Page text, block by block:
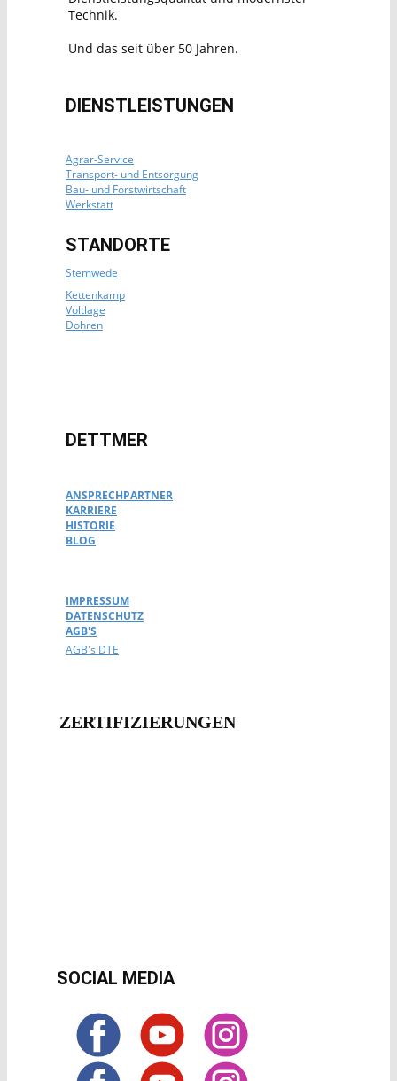
Technik.
Und das seit über 50 Jahren.
DIENSTLEISTUNGEN
Agrar-Service
Transport- und Entsorgung
Bau- und Forstwirtschaft
Werkstatt
Kettenkamp
Voltlage
Dohren
STANDORTE
Stemwede
DETTMER
ANSPRECHPARTNER
KARRIERE
HISTORIE
BLOG
IMPRESSUM
DATENSCHUTZ
AGB'S
AGB's DTE
ZERTIFIZIERUNG​EN
SOCIAL MEDIA